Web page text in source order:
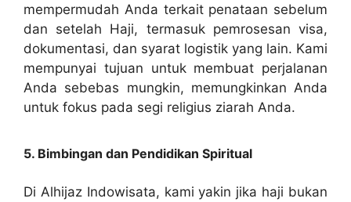
mempermudah Anda terkait penataan sebelum
dan setelah Haji, termasuk pemrosesan visa,
dokumentasi, dan syarat logistik yang lain. Kami
mempunyai tujuan untuk membuat perjalanan
Anda sebebas mungkin, memungkinkan Anda
untuk fokus pada segi religius ziarah Anda.
5. Bimbingan dan Pendidikan Spiritual
Di Alhijaz Indowisata, kami yakin jika haji bukan